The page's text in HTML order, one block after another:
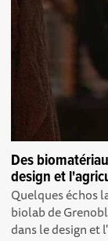
Des
design et
Quelques échos
biolab de
dans le design et